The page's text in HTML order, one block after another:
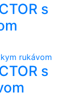
s
s